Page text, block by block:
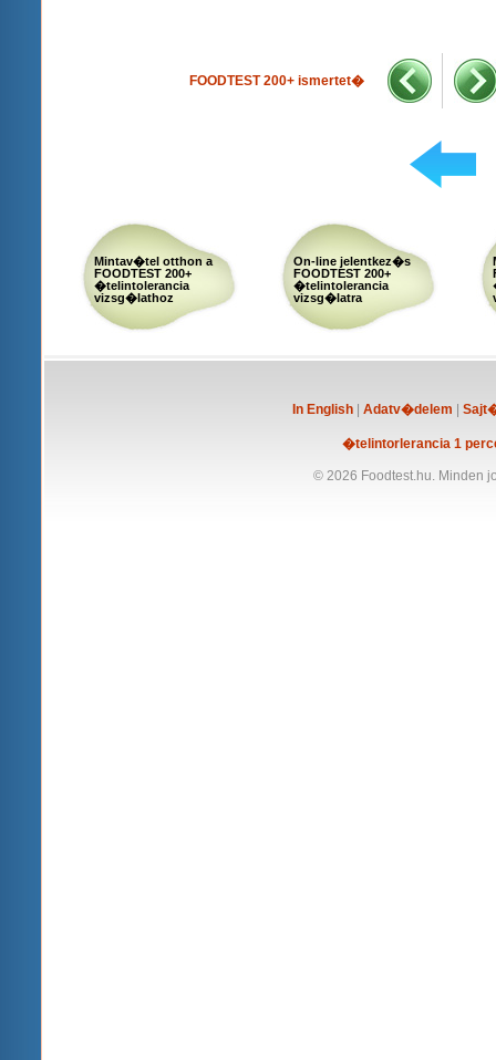
FOODTEST 200+ ismertet�
Mintav�tel otthon a
FOODTEST 200+
�telintolerancia
vizsg�lathoz
On-line jelentkez�s
FOODTEST 200+
�telintolerancia
vizsg�latra
In English| Adatv�delem
�telintorlerancia 1
© 2026 Foodtest.hu. Minden